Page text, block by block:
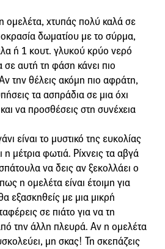
ομελέτα, χτυπάς πολύ καλά σε
δωματίου με το σύρμα,
ή 1 κουτ. γλυκού κρύο νερό
αυτή τη φάση κάνει πιο
την θέλεις ακόμη πιο αφράτη,
τα ασπράδια σε μια όχι
να προσθέσεις στη συνέχεια
είναι το μυστικό της ευκολίας
μέτρια φωτιά. Ρίχνεις τα αβγά
να δεις αν ξεκολλάει ο
η ομελέτα είναι έτοιμη για
εξασκηθείς με μια μικρή
σε πιάτο για να τη
την άλλη πλευρά. Αν η ομελέτα
μη σκας! Τη σκεπάζεις